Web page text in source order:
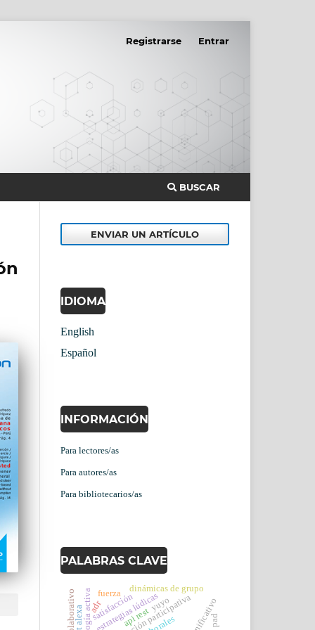
BUSCAR
Registrarse Entrar
ENVIAR UN ARTÍCULO
IDIOMA
English
Español
INFORMACIÓN
Para lectores/as
Para autores/as
Para bibliotecarios/as
PALABRAS CLAVE
estrategias lúdicas
formación participativa
dinámicas de grupo
api rest
yuyo
satisfacción
fuerza
adr